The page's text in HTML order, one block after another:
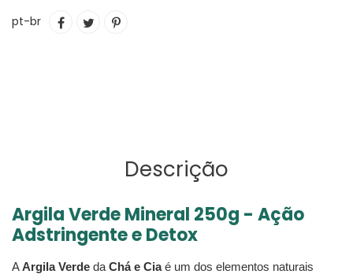
o
pt-br
COMPARTILHAR
TUITARINCLUIR
Descrição
Argila Verde Mineral 250g - Ação
Adstringente e Detox
AArgila Verde da Chá e Ciaé um dos elementos naturais